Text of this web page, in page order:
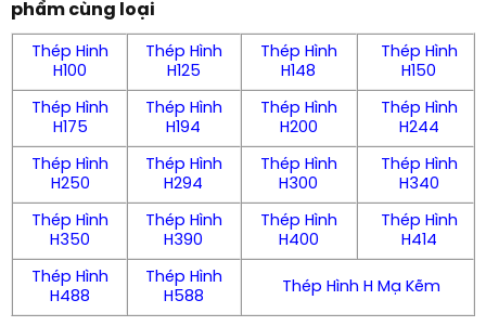
phẩm cùng loại
Thép Hinh
H100
Thép Hình
H125
Thép Hình
H148
Thép Hình
H150
Thép Hình
H175
Thép Hình
H194
Thép Hình
H200
Thép Hình
H244
Thép Hình
H250
Thép Hình
H294
Thép Hình
H300
Thép Hình
H340
Thép Hình
H350
Thép Hình
H390
Thép Hình
H400
Thép Hình
H414
Thép Hình
H488
Thép Hình
H588
Thép Hình H Mạ Kẽm